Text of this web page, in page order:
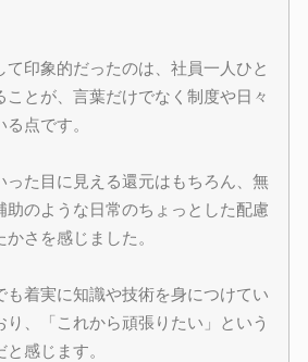
て印象的だったのは、社員一人ひと
ことが、言葉だけでなく制度や日々
点です。
った目に見える還元はもちろん、無
助のような日常のちょっとした配慮
さを感じました。
も着実に知識や技術を身につけてい
り、「これから頑張りたい」という
感じます。